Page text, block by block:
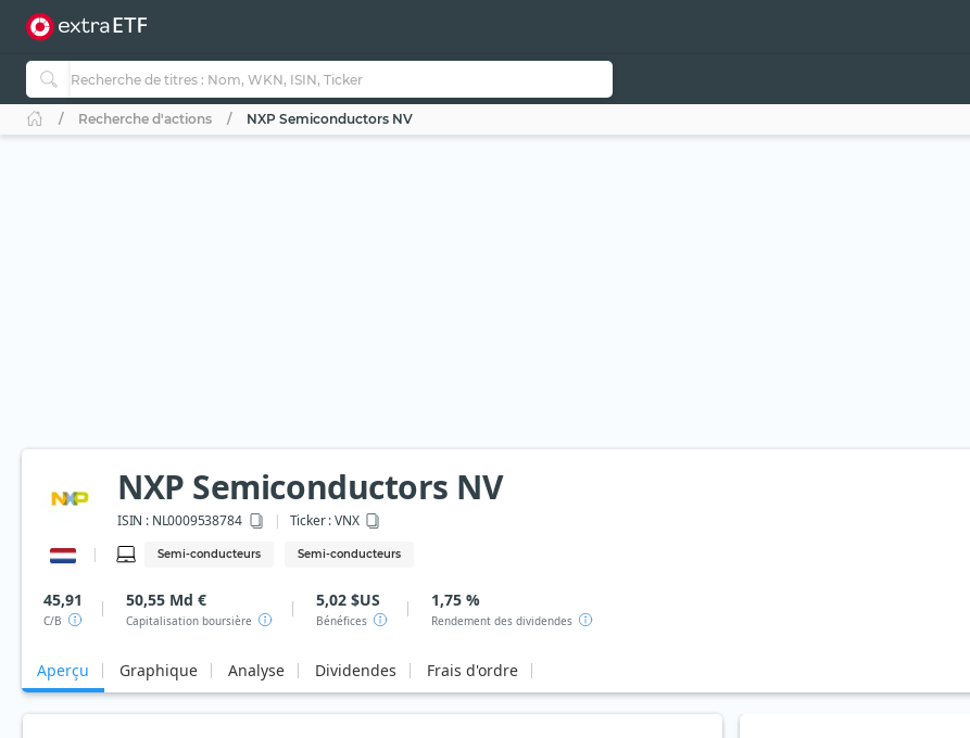
Recherche d'actions NXP Semiconductors NV
NXP Semiconductors NV
ISIN :NL0009538784 Ticker :VNX
Semi-conducteurs Semi-conducteurs
45,91
C/B
50,55 Md €
Capitalisation boursière
5,02 $US
Bénéfices
1,75 %
Rendement des dividendes
Aperçu Graphique Analyse Dividendes Frais d'ordre